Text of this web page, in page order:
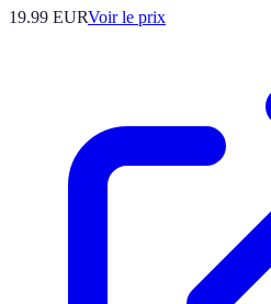
19.99 EURVoir le prix